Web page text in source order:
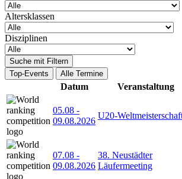
Altersklassen
Disziplinen
Suche mit Filtern
Top-Events
Alle Termine
Datum Veranstaltung
05.08 -
09.08.2026
U20-
07.08 -
09.08.2026
38. Neustädter
Läufermeeting